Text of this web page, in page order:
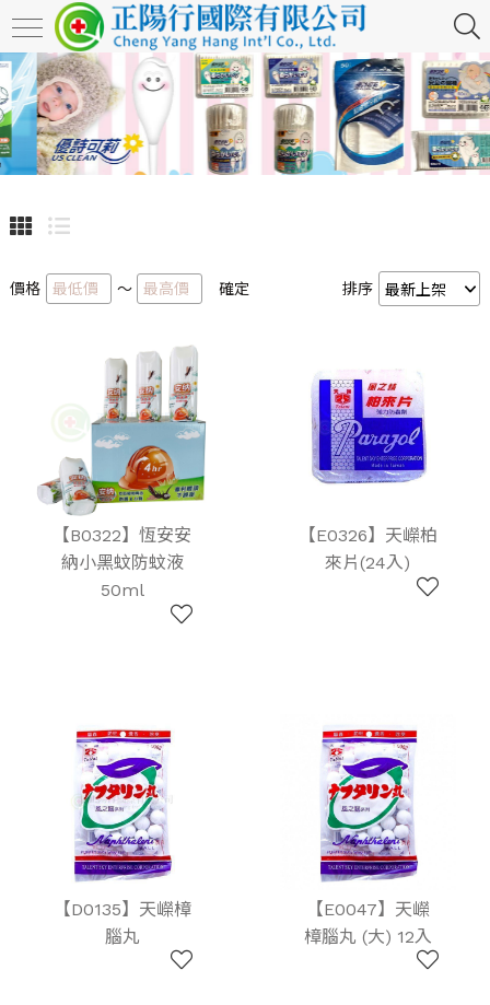
價格 ～ 確定 排序
【B0322】恆安安
納小黑蚊防蚊液
50ml
【E0326】天嶸柏
來片(24入)
【D0135】天嶸樟
腦丸
【E0047】天嶸
樟腦丸 (大) 12入